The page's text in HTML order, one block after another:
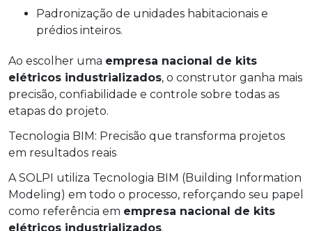
Padronização de unidades habitacionais e
prédios inteiros.
Ao escolher uma empresa nacional de kits
elétricos industrializados, o construtor ganha mais
precisão, confiabilidade e controle sobre todas as
etapas do projeto.
Tecnologia BIM: Precisão que transforma projetos
em resultados reais
A SOLPI utiliza Tecnologia BIM (Building Information
Modeling) em todo o processo, reforçando seu papel
como referência em empresa nacional de kits
elétricos industrializados.